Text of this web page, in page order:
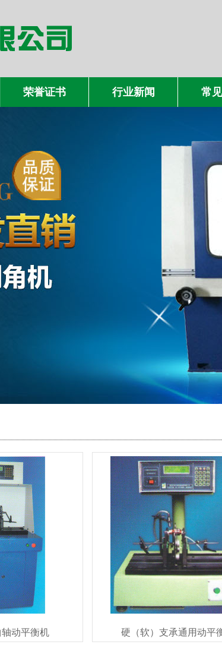
荣誉证书 行业新闻 常
动平衡机 硬（软）支承通用动平